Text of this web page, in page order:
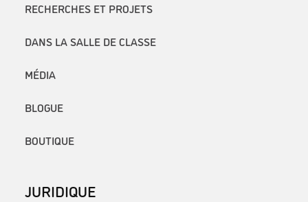
RECHERCHES ET PROJETS
DANS LA SALLE DE CLASSE
MÉDIA
BLOGUE
BOUTIQUE
JURIDIQUE